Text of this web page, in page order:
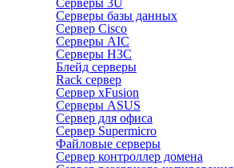
Серверы 3U
Серверы базы данных
Сервер Cisco
Серверы AIC
Серверы H3C
Блейд серверы
Rack сервер
Сервер xFusion
Серверы ASUS
Сервер для офиса
Сервер Supermicro
Файловые серверы
Сервер контроллер домена